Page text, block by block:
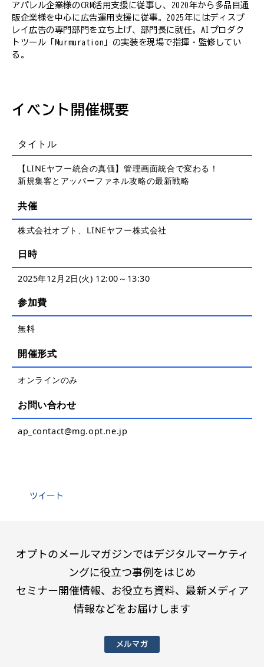
アパレル企業様のCRM活用支援に従事し、2020年から多品目通
販企業様を中心に広告運用支援に従事。2025年にはディスプ
レイ広告の専門部門を立ち上げ、部門長に就任。AIプロダク
トツール「Murmuration」の実装を現場で指揮・監修してい
る。
イベント開催概要
タイトル
【LINEヤフー統合の真価】管理画面統合で変わる！
新規集客とアッパーファネル攻略の最新戦略
共催
株式会社オプト、LINEヤフー株式会社
日時
2025年12月2日(火) 12:00～13:30
参加費
無料
開催形式
オンラインのみ
お問い合わせ
ap_contact@mg.opt.ne.jp
ツイート
オプトのメールマガジンではデジタルマーケティ
ングに役立つ事例をはじめ
セミナー開催情報、お役立ち資料、最新メディア
情報などをお届けします
メルマガ